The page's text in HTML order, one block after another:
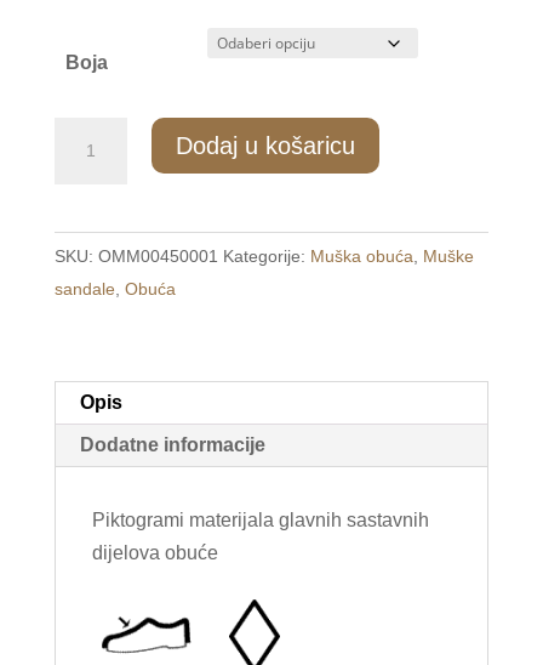
Boja
na
kopču
crne
Dodaj u košaricu
SKU: OMM00450001 Kategorije: Muška obuća
Muške
sandale Obuća
Opis
Dodatne informacije
Piktogrami materijala glavnih sastavnih
dijelova obuće